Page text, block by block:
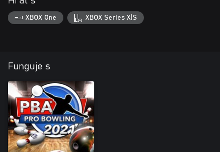
XBOX One XBOX Series X|S
Funguje s